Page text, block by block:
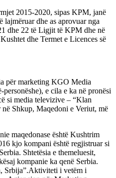
2015-2020, sipas KPM, janë
lajmëruar dhe as aprovuar nga
dhe 22 të Ligjit të KPM dhe në
dhe Termet e Licences së
për marketing KGO Media
e cila e ka në pronësi
si media televizive – “Klan
Shkup, Maqedoni e Veriut, më
maqedonase është Kushtrim
kjo kompani është regjistruar si
Shtetësia e themeluesit,
kompanie ka qenë Serbia.
Srbija”.Aktiviteti i vetëm i